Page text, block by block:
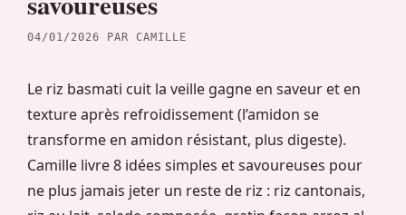
04/01/2026 PAR CAMILLE
Le riz basmati cuit la veille gagne en saveur et en
texture après refroidissement (l’amidon se
transforme en amidon résistant, plus digeste).
Camille livre 8 idées simples et savoureuses pour
ne plus jamais jeter un reste de riz : riz cantonais,